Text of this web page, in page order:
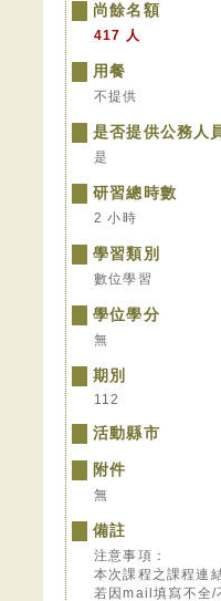
尚餘名額
417 人
用餐
不提供
是否提供公務人
是
研習總時數
2 小時
學習類別
數位學習
學位學分
無
期別
112
活動縣市
附件
無
備註
注意事項：
本次課程之課程連
若因mail填寫不全/